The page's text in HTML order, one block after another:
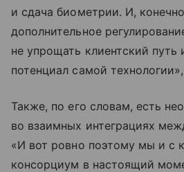
и сдача биометрии. И,
дополнительное
не упрощать клиентский путь
потенциал самой
Также, по его словам, есть
во взаимных интеграциях
«И вот ровно поэтому мы и с
консорциум в настоящий